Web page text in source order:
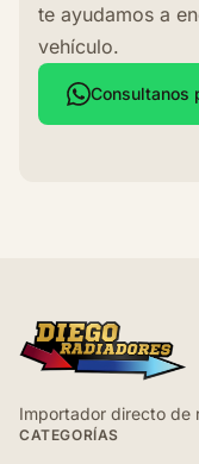
te ayudamos a
vehículo.
Consultanos
Importador directo de
CATEGORÍAS